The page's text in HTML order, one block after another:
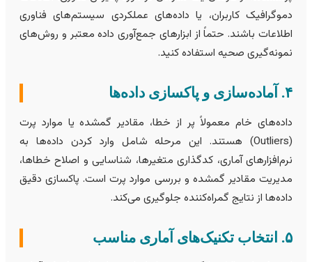
کاربران، یا داده‌های عملکردی سیستم‌های فناوری
باشند. حتماً از ابزارهای جمع‌آوری داده معتبر و روش‌های
صحيه استفاده کنید.
خام معمولاً پر از خطا، مقادیر گمشده یا موارد پرت
(Outliers) هستند. این مرحله شامل وارد کردن داده‌ها به
آماری، کدگذاری متغیرها، شناسایی و اصلاح خطاها،
مقادیر گمشده و بررسی موارد پرت است. پاکسازی دقیق
از نتایج گمراه‌کننده جلوگیری می‌کند.